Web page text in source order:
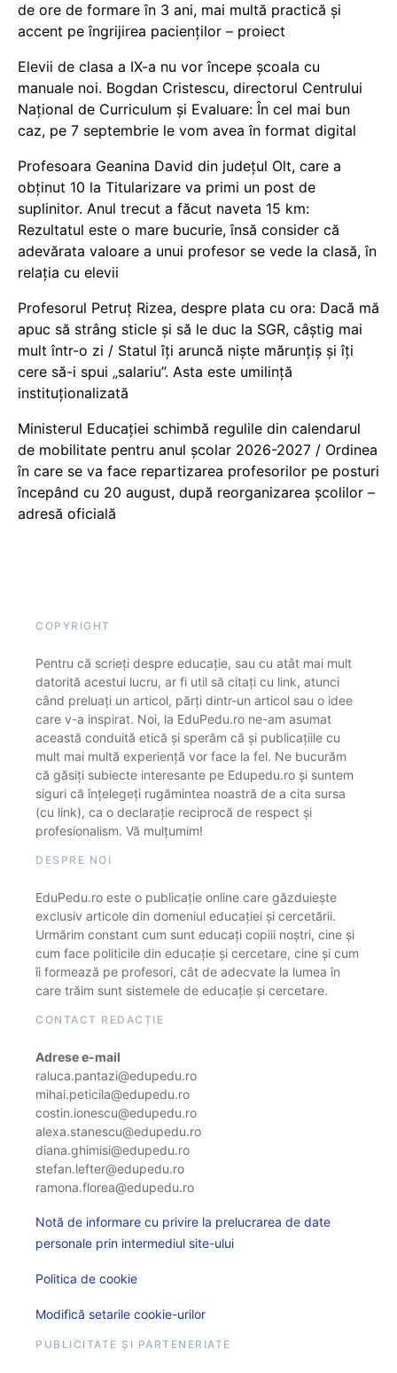
de ore de formare în 3 ani, mai multă practică și
accent pe îngrijirea pacienților – proiect
Elevii de clasa a IX-a nu vor începe școala cu
manuale noi. Bogdan Cristescu, directorul Centrului
Național de Curriculum și Evaluare: În cel mai bun
caz, pe 7 septembrie le vom avea în format digital
Profesoara Geanina David din județul Olt, care a
obținut 10 la Titularizare va primi un post de
suplinitor. Anul trecut a făcut naveta 15 km:
Rezultatul este o mare bucurie, însă consider că
adevărata valoare a unui profesor se vede la clasă, în
relația cu elevii
Profesorul Petruț Rizea, despre plata cu ora: Dacă mă
apuc să strâng sticle și să le duc la SGR, câștig mai
mult într-o zi / Statul îți aruncă niște mărunțiș și îți
cere să-i spui „salariu”. Asta este umilință
instituționalizată
Ministerul Educației schimbă regulile din calendarul
de mobilitate pentru anul școlar 2026-2027 / Ordinea
în care se va face repartizarea profesorilor pe posturi
începând cu 20 august, după reorganizarea școlilor –
adresă oficială
COPYRIGHT
Pentru că scrieți despre educație, sau cu atât mai mult
datorită acestui lucru, ar fi util să citați cu link, atunci
când preluați un articol, părți dintr-un articol sau o idee
care v-a inspirat. Noi, la EduPedu.ro ne-am asumat
această conduită etică și sperăm că și publicațiile cu
mult mai multă experiență vor face la fel. Ne bucurăm
că găsiți subiecte interesante pe Edupedu.ro și suntem
siguri că înțelegeți rugămintea noastră de a cita sursa
(cu link), ca o declarație reciprocă de respect și
profesionalism. Vă mulțumim!
DESPRE NOI
EduPedu.ro este o publicație online care găzduiește
exclusiv articole din domeniul educației și cercetării.
Urmărim constant cum sunt educați copiii noștri, cine și
cum face politicile din educație și cercetare, cine și cum
îi formează pe profesori, cât de adecvate la lumea în
care trăim sunt sistemele de educație și cercetare.
CONTACT REDACȚIE
Adrese e-mail
raluca.pantazi@edupedu.ro
mihai.peticila@edupedu.ro
costin.ionescu@edupedu.ro
alexa.stanescu@edupedu.ro
diana.ghimisi@edupedu.ro
stefan.lefter@edupedu.ro
ramona.florea@edupedu.ro
Notă de informare cu privire la prelucrarea de date
personale prin intermediul site-ului
Politica de cookie
Modifică setarile cookie-urilor
PUBLICITATE ȘI PARTENERIATE